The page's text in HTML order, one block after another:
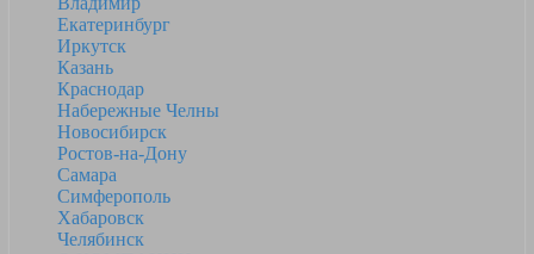
Екатеринбург
Иркутск
Казань
Краснодар
Набережные Челны
Новосибирск
Ростов-на-Дону
Самара
Симферополь
Хабаровск
Челябинск